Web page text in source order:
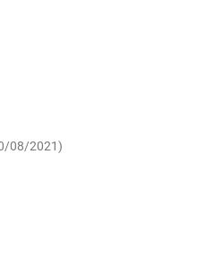
08/2021)